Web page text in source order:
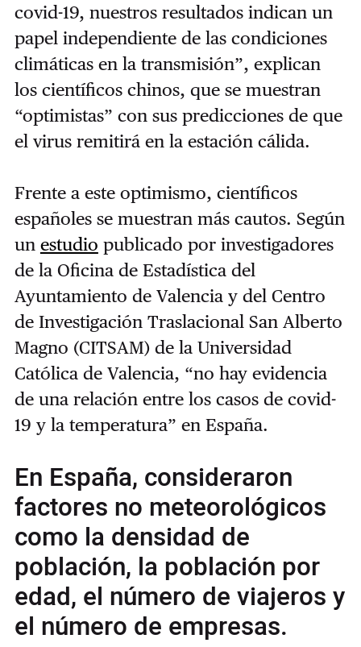
covid-19, nuestros resultados indican un
papel independiente de las condiciones
climáticas en la transmisión”, explican
los científicos chinos, que se muestran
“optimistas” con sus predicciones de que
el virus remitirá en la estación cálida.
Frente a este optimismo, científicos
españoles se muestran más cautos. Según
un estudio publicado por investigadores
de la Oficina de Estadística del
Ayuntamiento de Valencia y del Centro
de Investigación Traslacional San Alberto
Magno (CITSAM) de la Universidad
Católica de Valencia, “no hay evidencia
de una relación entre los casos de covid-
19 y la temperatura” en España.
En España, consideraron
factores no meteorológicos
como la densidad de
población, la población por
edad, el número de viajeros y
el número de empresas.